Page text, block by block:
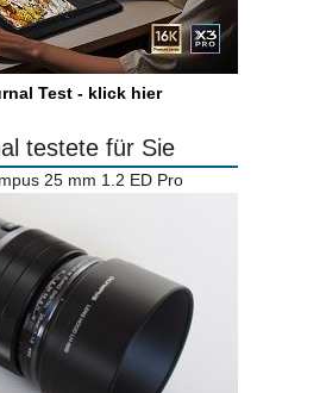
Test - klick hier
testete für Sie
25 mm 1.2 ED Pro